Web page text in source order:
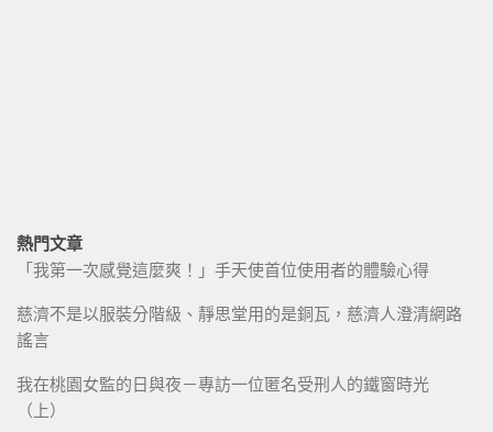
熱門文章
「我第一次感覺這麼爽！」手天使首位使用者的體驗心得
慈濟不是以服裝分階級、靜思堂用的是銅瓦，慈濟人澄清網路
謠言
我在桃園女監的日與夜－專訪一位匿名受刑人的鐵窗時光
（上）